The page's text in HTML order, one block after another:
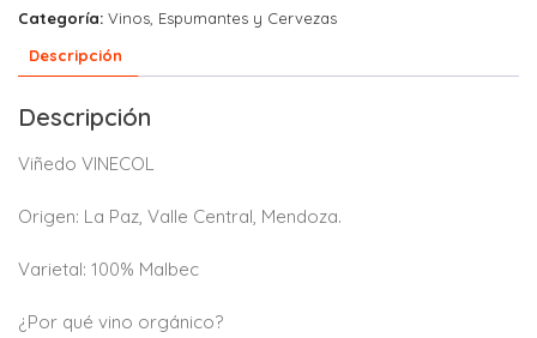
Categoría: Vinos, Espumantes y Cervezas
Descripción
Descripción
Viñedo VINECOL
Origen: La Paz, Valle Central, Mendoza.
Varietal: 100% Malbec
¿Por qué vino orgánico?